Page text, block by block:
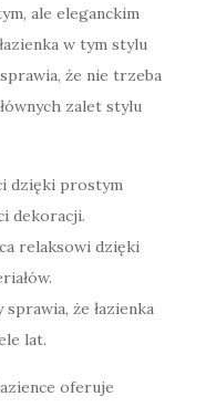
ale eleganckim
w tym stylu
że nie trzeba
zalet stylu
dzięki prostym
dekoracji.
relaksowi dzięki
że łazienka
lat.
oferuje